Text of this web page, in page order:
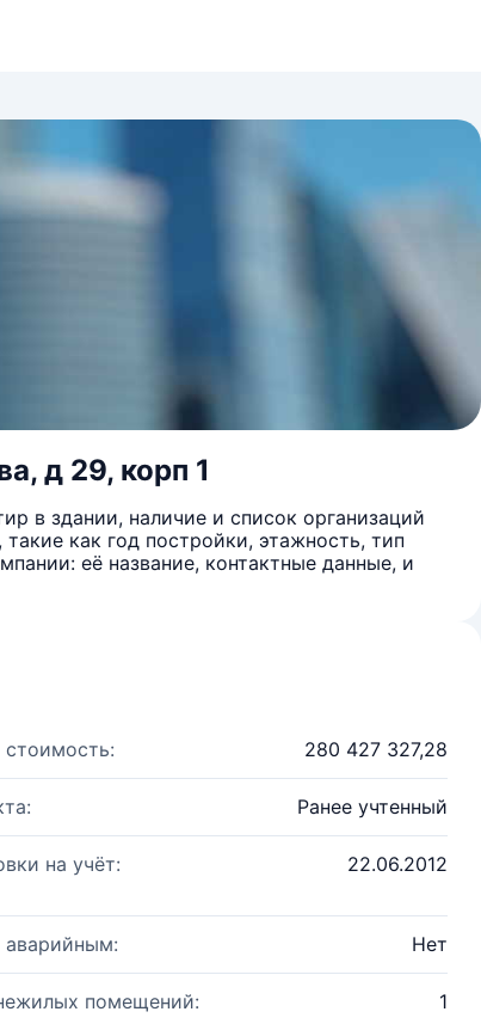
д 29, корп 1
в здании, наличие и список организаций
как год постройки, этажность, тип
её название, контактные данные, и
стоимость: 280 427 327,28
Ранее учтенный
на учёт: 22.06.2012
Нет
помещений: 1